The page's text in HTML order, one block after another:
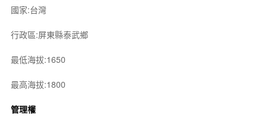
國家:台灣
行政區:屏東縣泰武鄉
最低海拔:1650
最高海拔:1800
管理權